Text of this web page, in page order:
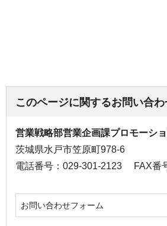
このページに関するお問い合わ
営業戦略部営業企画課プロモーシ
茨城県水戸市笠原町978-6
電話番号：029-301-2123
FAX番
お問い合わせフォーム